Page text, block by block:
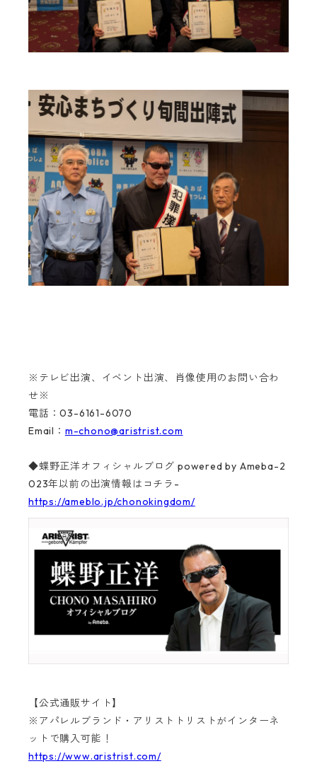
※テレビ出演、イベント出演、肖像使用のお問い合わ
せ※
電話：03-6161-6070
Email： m-chono@aristrist.com
◆蝶野正洋オフィシャルブログ powered by Ameba-2
023年以前の出演情報はコチラ-
https://ameblo.jp/chonokingdom/
【公式通販サイト】
※アパレルブランド・アリストトリストがインターネ
ットで購入可能！
https://www.aristrist.com/